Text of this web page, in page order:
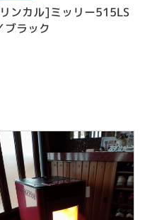
ンカル]ミッリー515LS
ブラック